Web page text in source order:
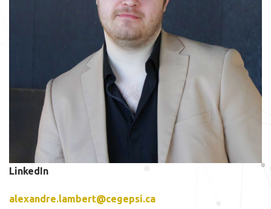
LinkedIn
alexandre.lambert@cegepsi.ca